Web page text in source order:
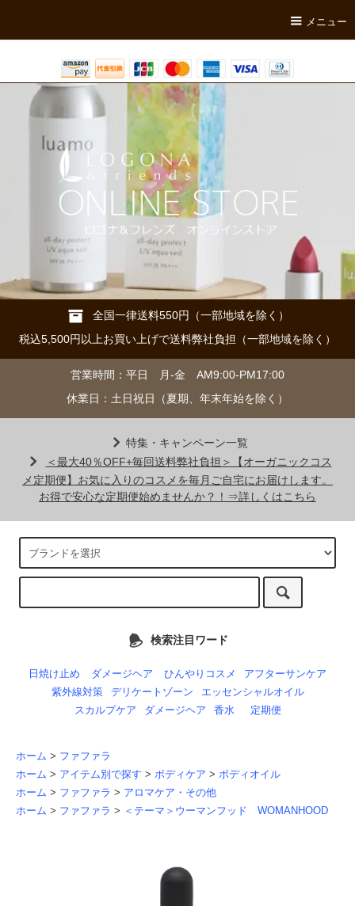
メニュー
全国一律送料550円（一部地域を除く）
税込5,500円以上お買い上げで送料弊社負担（一部地域を除く）
営業時間：平日 月-金 AM9:00-PM17:00
休業日：土日祝日（夏期、年末年始を除く）
特集・キャンペーン一覧
＜最大40％OFF+毎回送料弊社負担＞【オーガニックコス
メ定期便】お気に入りのコスメを毎月ご自宅にお届けします。
お得で安心な定期便始めませんか？！⇒詳しくはこちら
検索注目ワード
日焼け止め ダメージヘア ひんやりコスメ
アフターサンケア
紫外線対策
デリケートゾーン
エッセンシャルオイル
スカルプケア
ダメージヘア 香水 定期便
ホーム > ファファラ
ホーム > アイテム別で探す > ボディケア > ボディオイル
ホーム > ファファラ > アロマケア・その他
ホーム > ファファラ > ＜テーマ＞ウーマンフッド WOMANHOOD